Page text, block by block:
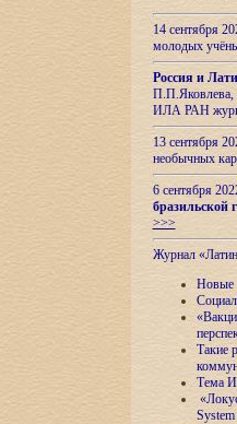
14 сентября
молодых
Россия и
П.П.Яковлева,
ИЛА РАН
13 сентября
необычных
6 сентября
бразильской
>>>
Журнал
Новые
Такие
Тема